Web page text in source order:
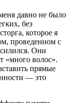
давно не было
без
которое я
проведенном с
Они
«много волос».
прямые
— это